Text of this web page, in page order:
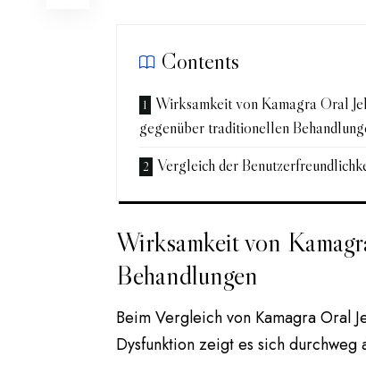
Contents
Wirksamkeit von Kamagra Oral
gegenüber traditionellen
Vergleich der
Wirksamkeit von
Behandlungen
Beim Vergleich von Kamagra Oral
Dysfunktion zeigt es sich durchweg